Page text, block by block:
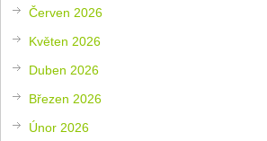
Červen 2026
Květen 2026
Duben 2026
Březen 2026
Únor 2026